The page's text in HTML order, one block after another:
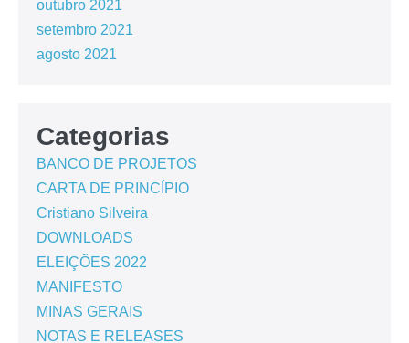
outubro 2021
setembro 2021
agosto 2021
Categorias
BANCO DE PROJETOS
CARTA DE PRINCÍPIO
Cristiano Silveira
DOWNLOADS
ELEIÇÕES 2022
MANIFESTO
MINAS GERAIS
NOTAS E RELEASES